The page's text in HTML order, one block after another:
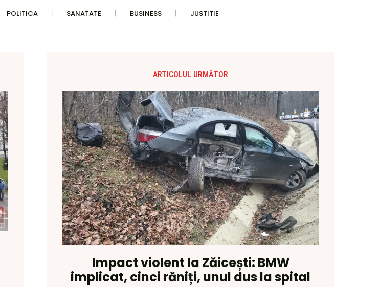
POLITICA SANATATE BUSINESS JUSTITIE
ARTICOLUL URMĂTOR
Impact violent la Zăicești: BMW
implicat, cinci răniți, unul dus la spital